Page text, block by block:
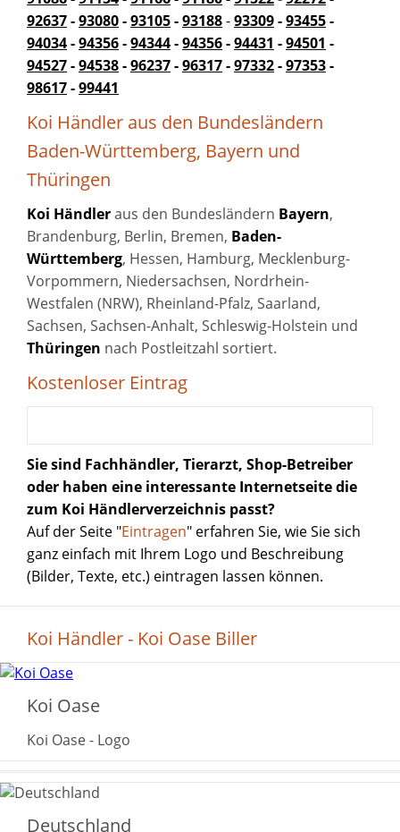
92637-93080-93105-93188-93309-93455-
94034-94356-94344-94356-94431 -94501 -
94527-94538-96237-96317-97332-97353-
98617-99441
Koi Händler aus den Bundesländern
Baden-Württemberg, Bayern und
Thüringen
Koi Händleraus den Bundesländern Bayern,
Brandenburg, Berlin, Bremen, Baden-
Württemberg, Hessen, Hamburg, Mecklenburg-
Vorpommern, Niedersachsen, Nordrhein-
Westfalen (NRW), Rheinland-Pfalz, Saarland,
Sachsen, Sachsen-Anhalt, Schleswig-Holstein und
Thüringen nach Postleitzahl sortiert.
Kostenloser Eintrag
Sie sind Fachhändler, Tierarzt, Shop-Betreiber
oder haben eine interessante Internetseite die
zum Koi Händlerverzeichnis passt?
Auf der Seite "Eintragen" erfahren Sie, wie Sie sich
ganz einfach mit Ihrem Logo und Beschreibung
(Bilder, Texte, etc.) eintragen lassen können.
Koi Händler - Koi Oase Biller
Koi Oase
Koi Oase - Logo
Deutschland